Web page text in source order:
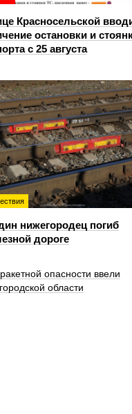
Красносельской
остановки и
с 25 августа
нижегородец погиб
дороге
опасности ввели
области